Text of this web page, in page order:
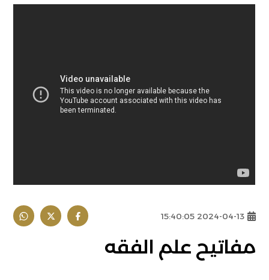
2024-04-13 15:40:05
مفاتيح علم الفقه